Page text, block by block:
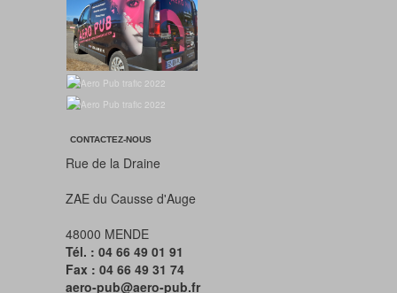
CONTACTEZ-NOUS
Rue de la Draine
ZAE du Causse d'Auge
48000 MENDE
Tél. : 04 66 49 01 91
Fax : 04 66 49 31 74
aero-pub@aero-pub.fr